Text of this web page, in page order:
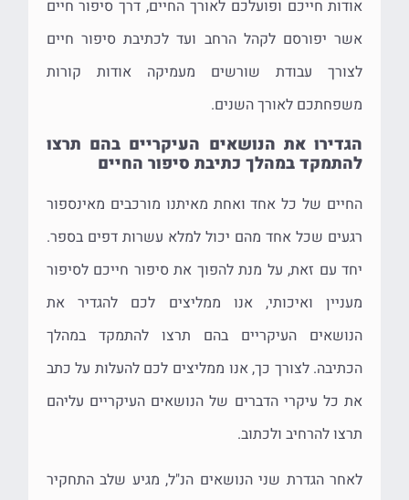
אודות חייכם ופועלכם לאורך החיים, דרך סיפור חיים
אשר יפורסם לקהל הרחב ועד לכתיבת סיפור חיים
לצורך עבודת שורשים מעמיקה אודות קורות
משפחתכם לאורך השנים.
הגדירו את הנושאים העיקריים בהם תרצו
להתמקד במהלך כתיבת סיפור החיים
החיים של כל אחד ואחת מאיתנו מורכבים מאינספור
רגעים שכל אחד מהם יכול למלא עשרות דפים בספר.
יחד עם זאת, על מנת להפוך את סיפור חייכם לסיפור
מעניין ואיכותי, אנו ממליצים לכם להגדיר את
הנושאים העיקריים בהם תרצו להתמקד במהלך
הכתיבה. לצורך כך, אנו ממליצים לכם להעלות על כתב
את כל עיקרי הדברים של הנושאים העיקריים עליהם
תרצו להרחיב ולכתוב.
לאחר הגדרת שני הנושאים הנ"ל, מגיע שלב התחקיר